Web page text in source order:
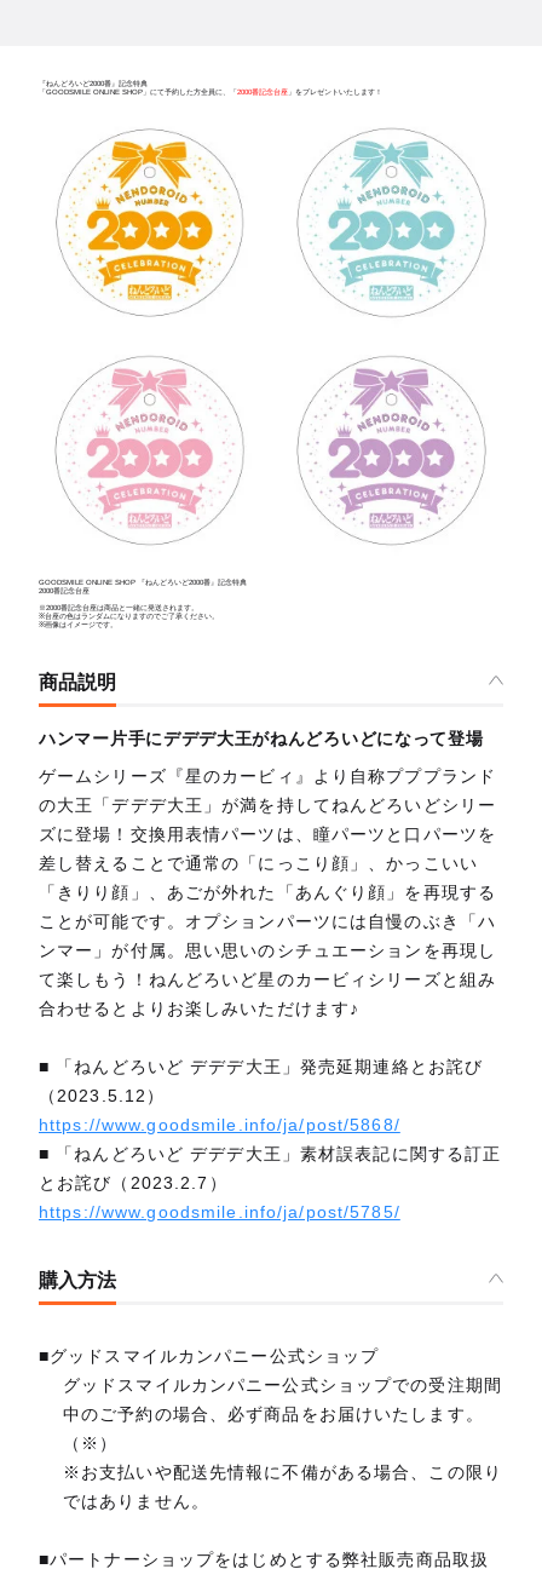
『ねんどろいど2000番』記念特典
「GOODSMILE ONLINE SHOP」にて予約した方全員に、「2000番記念台座 」をプレゼントいたします！
GOODSMILE ONLINE SHOP 『ねんどろいど2000番』記念特典
2000番記念台座
※2000番記念台座は商品と一緒に発送されます。
※台座の色はランダムになりますのでご了承ください。
※画像はイメージです。
商品説明
ハンマー片手にデデデ大王がねんどろいどになって登場
ゲームシリーズ『星のカービィ』より自称プププランド
の大王「デデデ大王」が満を持してねんどろいどシリー
ズに登場！交換用表情パーツは、瞳パーツと口パーツを
差し替えることで通常の「にっこり顔」、かっこいい
「きりり顔」、あごが外れた「あんぐり顔」を再現する
ことが可能です。オプションパーツには自慢のぶき「ハ
ンマー」が付属。思い思いのシチュエーションを再現し
て楽しもう！ねんどろいど星のカービィシリーズと組み
合わせるとよりお楽しみいただけます♪
■ 「ねんどろいど デデデ大王」発売延期連絡とお詫び
（2023.5.12）
https://www.goodsmile.info/ja/post/5868/
■ 「ねんどろいど デデデ大王」素材誤表記に関する訂正
とお詫び（2023.2.7）
https://www.goodsmile.info/ja/post/5785/
購入方法
■グッドスマイルカンパニー公式ショップ
グッドスマイルカンパニー公式ショップでの受注期間
中のご予約の場合、必ず商品をお届けいたします。
（※）
※お支払いや配送先情報に不備がある場合、この限り
ではありません。
■パートナーショップをはじめとする弊社販売商品取扱